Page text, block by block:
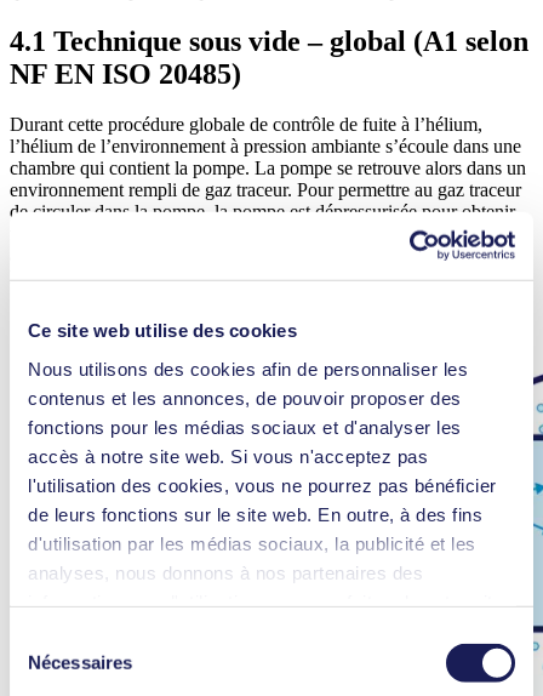
Ce site web utilise des cookies
Nous utilisons des cookies afin de personnaliser les
contenus et les annonces, de pouvoir proposer des
fonctions pour les médias sociaux et d'analyser les
accès à notre site web. Si vous n'acceptez pas
l'utilisation des cookies, vous ne pourrez pas bénéficier
de leurs fonctions sur le site web. En outre, à des fins
d'utilisation par les médias sociaux, la publicité et les
analyses, nous donnons à nos partenaires des
informations à d'autres données que vous leur avez
fournies ou qu'ils ont collectées dans le cadre de votre
Nécessaires
4.1 Technique sous vide – global (A1 selon
NF EN ISO 20485)
Durant cette procédure globale de contrôle de fuite à l’hélium,
l’hélium de l’environnement à pression ambiante s’écoule dans une
chambre qui contient la pompe. La pompe se retrouve alors dans un
environnement rempli de gaz traceur. Pour permettre au gaz traceur
de circuler dans la pompe, la pompe est dépressurisée pour obtenir
une pression à l'intérieur de la pompe inférieure à la pression
ambiante. Un dispositif de mesure analyse la présence d'hélium dans
le gaz qui s’écoule hors de la pompe.